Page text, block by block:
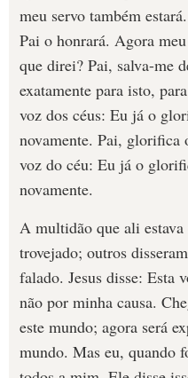
meu servo também
Pai o honrará. Agora
que direi? Pai, salva-me
exatamente para isto,
voz dos céus: Eu já o
novamente. Pai, glorifica
voz do céu: Eu já o
novamente.
A multidão que ali
trovejado; outros
falado. Jesus disse: Esta
não por minha causa.
este mundo; agora será
mundo. Mas eu, quando